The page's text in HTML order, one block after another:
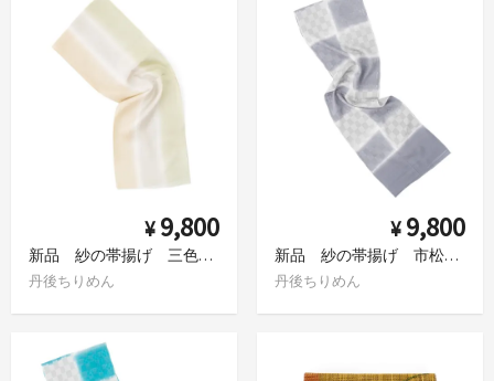
¥ 9,800
新品 紗の帯揚げ 三色暈し 蜂蜜色×灰白×柳鼠
丹後ちりめん
¥ 9,800
新品 紗の帯揚げ 市松 藤色×白鼠
丹後ちりめん